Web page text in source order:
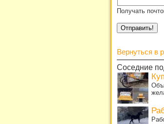
Получать
Вернуться в
Соседние